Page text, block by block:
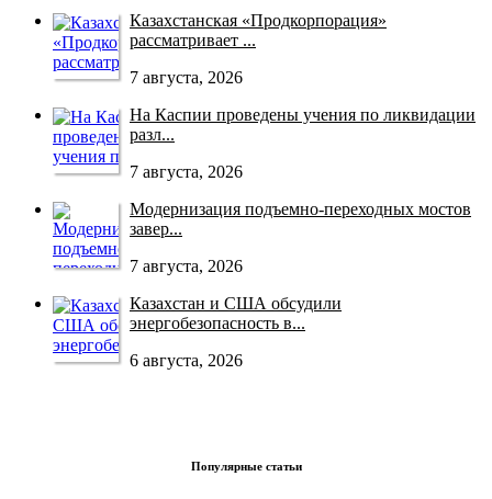
Казахстанская «Продкорпорация»
рассматривает ...
7 августа, 2026
На Каспии проведены учения по ликвидации
разл...
7 августа, 2026
Модернизация подъемно-переходных мостов
завер...
7 августа, 2026
Казахстан и США обсудили
энергобезопасность в...
6 августа, 2026
Популярные статьи